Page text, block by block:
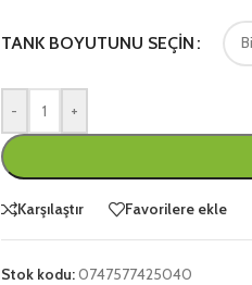
TANK BOYUTUNU SEÇIN
- +
Karşılaştır Favorilere ekle
Stok kodu:0747577425040